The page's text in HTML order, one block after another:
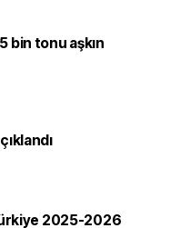
bin tonu aşkın
2025-2026